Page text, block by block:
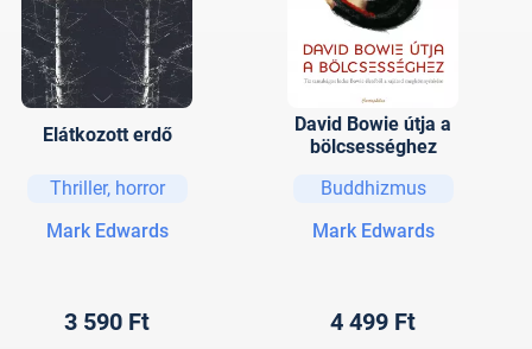
Elátkozott erdő
Thriller, horror
Mark Edwards
3 590 Ft
David Bowie útja a
bölcsességhez
Buddhizmus
Mark Edwards
4 499 Ft